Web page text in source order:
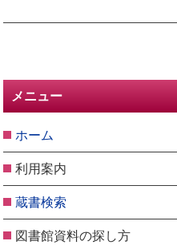
メニュー
ホーム
利用案内
蔵書検索
図書館資料の探し方